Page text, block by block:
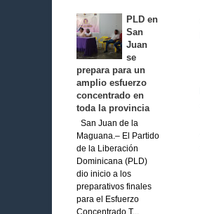
PLD en
San
Juan
se
prepara para un
amplio esfuerzo
concentrado en
toda la provincia
San Juan de la
Maguana.– El Partido
de la Liberación
Dominicana (PLD)
dio inicio a los
preparativos finales
para el Esfuerzo
Concentrado T...